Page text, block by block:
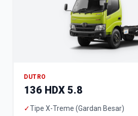
DUTRO
136 HDX 5.8
✓Tipe X-Treme (Gardan Besar)